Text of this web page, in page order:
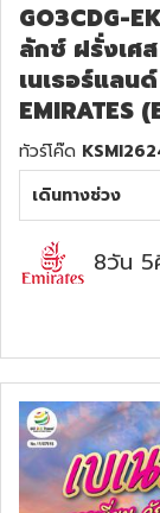
GO3CDG-
ลักซ์ ฝรั่งเศ
เนเธอร์แลน
EMIRATES
ทัวร์โค๊ด
เดินทางช่วง
8วัน 5